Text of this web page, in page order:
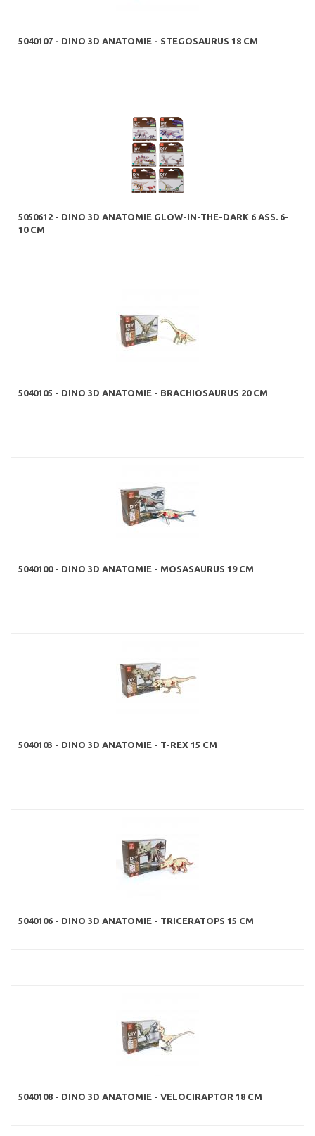
5040107 - DINO 3D ANATOMIE - STEGOSAURUS 18 CM
5050612 - DINO 3D ANATOMIE GLOW-IN-THE-DARK 6 ASS. 6-
10 CM
5040105 - DINO 3D ANATOMIE - BRACHIOSAURUS 20 CM
5040100 - DINO 3D ANATOMIE - MOSASAURUS 19 CM
5040103 - DINO 3D ANATOMIE - T-REX 15 CM
5040106 - DINO 3D ANATOMIE - TRICERATOPS 15 CM
5040108 - DINO 3D ANATOMIE - VELOCIRAPTOR 18 CM